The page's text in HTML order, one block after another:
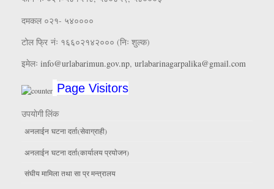
दमकल ०२१- ५४००००
टोल फ्रि नंः १६६०२१४२००० (निः शुल्क)
इमेलः info@urlabarimun.gov.np, urlabarinagarpalika@gmail.com
Page Visitors
उपयाेगी लिंक
अनलाईन घटना दर्ता(सेवाग्राही)
अनलाईन घटना दर्ता(कार्यालय प्रयाेजन)
संघीय मामिला तथा सा प्र मन्त्रालय